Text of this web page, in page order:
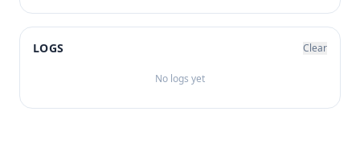
LOGS Clear
No logs yet